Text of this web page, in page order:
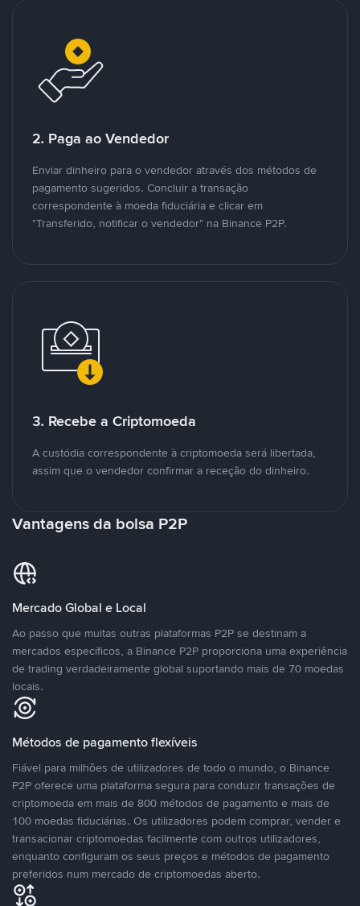
2. Paga ao Vendedor
Enviar dinheiro para o vendedor através dos métodos de
pagamento sugeridos. Concluir a transação
correspondente à moeda fiduciária e clicar em
"Transferido, notificar o vendedor" na Binance P2P.
3. Recebe a Criptomoeda
A custódia correspondente à criptomoeda será libertada,
assim que o vendedor confirmar a receção do dinheiro.
Vantagens da bolsa P2P
Mercado Global e Local
Ao passo que muitas outras plataformas P2P se destinam a
mercados específicos, a Binance P2P proporciona uma experiência
de trading verdadeiramente global suportando mais de 70 moedas
locais.
Métodos de pagamento flexíveis
Fiável para milhões de utilizadores de todo o mundo, o Binance
P2P oferece uma plataforma segura para conduzir transações de
criptomoeda em mais de 800 métodos de pagamento e mais de
100 moedas fiduciárias. Os utilizadores podem comprar, vender e
transacionar criptomoedas facilmente com outros utilizadores,
enquanto configuram os seus preços e métodos de pagamento
preferidos num mercado de criptomoedas aberto.